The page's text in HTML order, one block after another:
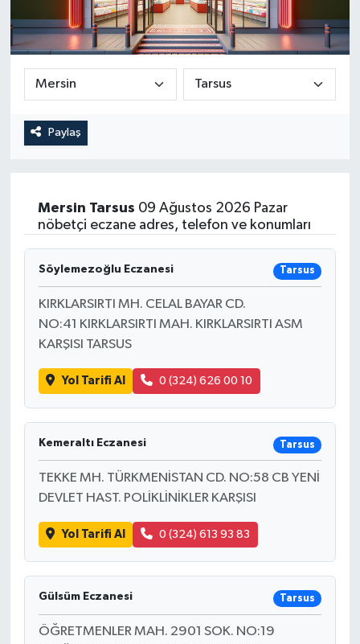
Paylaş
Mersin Tarsus 09 Ağustos 2026 Pazar
nöbetçi eczane adres, telefon ve konumları
Söylemezoğlu Eczanesi Tarsus
KIRKLARSIRTI MH. CELAL BAYAR CD.
NO:41 KIRKLARSIRTI MAH. KIRKLARSIRTI ASM
KARŞISI TARSUS
Yol Tarifi Al 0 (324) 626 00 10
Kemeraltı Eczanesi Tarsus
TEKKE MH. TÜRKMENİSTAN CD. NO:58 CB YENİ
DEVLET HAST. POLİKLİNİKLER KARŞISI
Yol Tarifi Al 0 (324) 613 93 83
Gülsüm Eczanesi Tarsus
ÖĞRETMENLER MAH. 2901 SOK. NO:19